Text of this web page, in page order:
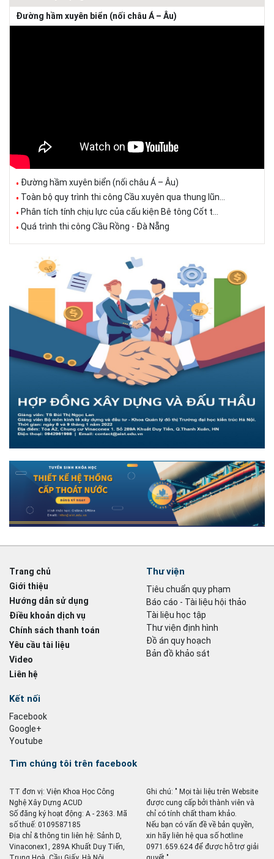
Đường hầm xuyên biển (nối châu Á – Âu)
Đường hầm xuyên biển (nối châu Á – Âu)
Toàn bộ quy trình thi công Cầu xuyên qua thung lũn...
Phân tích tính chịu lực của cấu kiện Bê tông Cốt t...
Quá trình thi công Cầu Rồng - Đà Nẵng
Trang chủ
Giới thiệu
Hướng dẫn sử dụng
Điều khoản dịch vụ
Chính sách thanh toán
Yêu cầu tài liệu
Video
Liên hệ
Thư viện
Tiêu chuẩn quy phạm
Báo cáo - Tài liệu hội thảo
Tài liệu học tập
Thư viện định hình
Đồ án quy hoạch
Bản đồ khảo sát
Kết nối
Facebook
Google+
Youtube
Tìm chúng tôi trên facebook
TT đơn vị: Viện Khoa Học Công
Nghệ Xây Dựng ACUD
Số đăng ký hoạt động: A - 2363. Mã
số thuế: 0109587185
Địa chỉ & thông tin liên hệ: Sảnh D,
Vinaconex1, 289A Khuất Duy Tiến,
Ghi chú: " Mọi tài liệu trên Website
được cung cấp bởi thành viên và
chỉ có tính chất tham khảo.
Nếu bạn có vấn đề về bản quyền,
xin hãy liên hệ qua số hotline
0971.659.624 để được hỗ trợ giải